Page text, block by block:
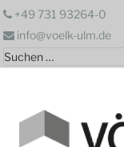
Zum
springen
+49 731 93264-0
info@voelk-ulm.de
Suchen
nach: